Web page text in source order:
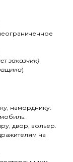
заказчик)
)
наморднику.
двор, вольер.
на